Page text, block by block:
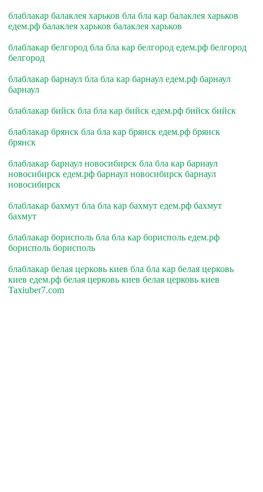
блаблакар балаклея харьков бла бла кар балаклея харьков
едем.рф балаклея харьков балаклея харьков
блаблакар белгород бла бла кар белгород едем.рф белгород
белгород
блаблакар барнаул бла бла кар барнаул едем.рф барнаул
барнаул
блаблакар бийск бла бла кар бийск едем.рф бийск бийск
блаблакар брянск бла бла кар брянск едем.рф брянск
брянск
блаблакар барнаул новосибирск бла бла кар барнаул
новосибирск едем.рф барнаул новосибирск барнаул
новосибирск
блаблакар бахмут бла бла кар бахмут едем.рф бахмут
бахмут
блаблакар борисполь бла бла кар борисполь едем.рф
борисполь борисполь
блаблакар белая церковь киев бла бла кар белая церковь
киев едем.рф белая церковь киев белая церковь киев
Taxiuber7.com